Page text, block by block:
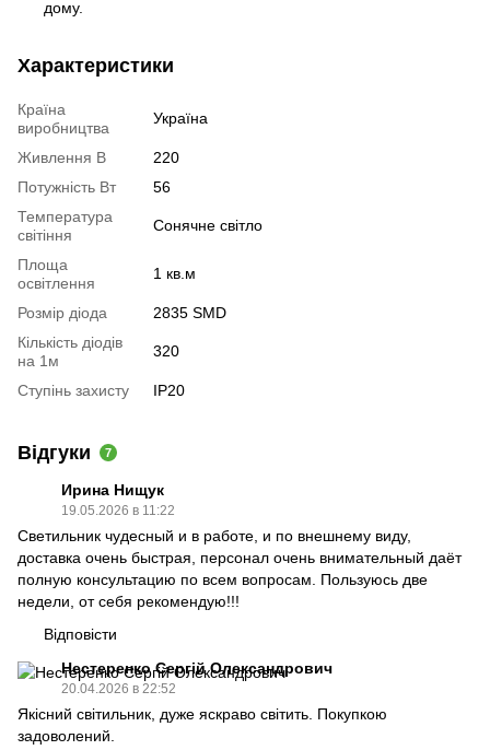
дому.
Характеристики
Країна
виробництва
Україна
Живлення В
220
Потужність Вт
56
Температура
світіння
Сонячне світло
Площа
освітлення
1 кв.м
Розмір діода
2835 SMD
Кількість діодів
на 1м
320
Ступінь захисту IP20
Відгуки 7
Ирина Нищук
19.05.2026 в 11:22
Светильник чудесный и в работе, и по внешнему виду,
доставка очень быстрая, персонал очень внимательный даёт
полную консультацию по всем вопросам. Пользуюсь две
недели, от себя рекомендую!!!
Відповісти
Нестеренко Сергій Олександрович
20.04.2026 в 22:52
Якісний світильник, дуже яскраво світить. Покупкою
задоволений.